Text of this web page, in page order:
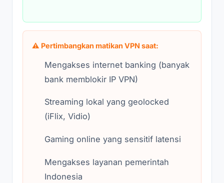
⚠️ Pertimbangkan matikan VPN saat:
Mengakses internet banking (banyak
bank memblokir IP VPN)
Streaming lokal yang geolocked
(iFlix, Vidio)
Gaming online yang sensitif latensi
Mengakses layanan pemerintah
Indonesia